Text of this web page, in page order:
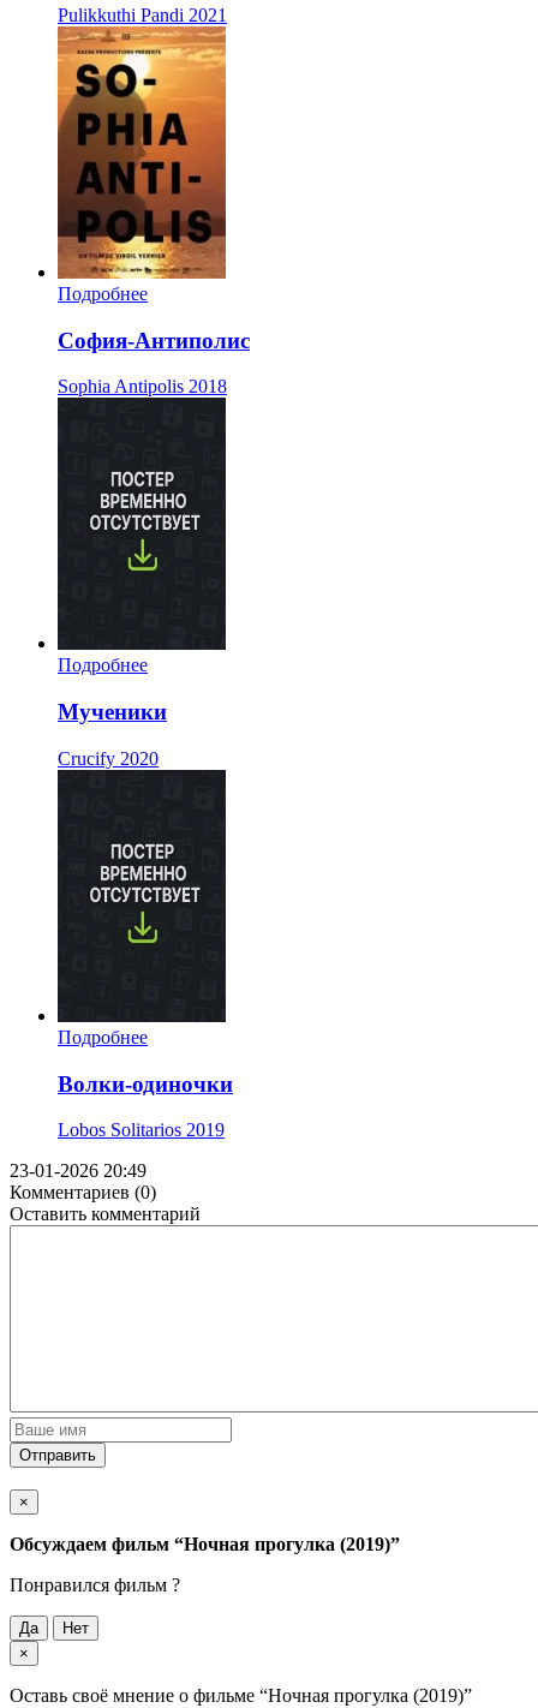
Pulikkuthi Pandi 2021
Подробнее
София-Антиполис
Sophia Antipolis 2018
Подробнее
Мученики
Crucify 2020
Подробнее
Волки-одиночки
Lobos Solitarios 2019
23-01-2026 20:49
Комментариев (0)
Оставить комментарий
Отправить
×
Обсуждаем фильм “Ночная прогулка (2019)”
Понравился фильм ?
Да
Нет
×
Оставь своё мнение о фильме “Ночная прогулка (2019)”